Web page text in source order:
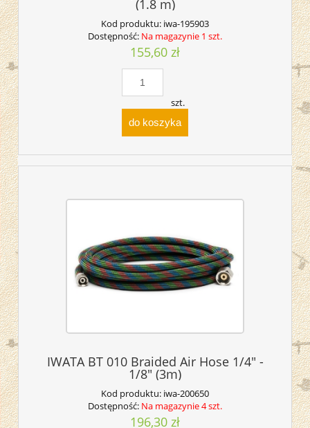
(1.8 m)
Kod produktu: iwa-195903
Dostępność: Na magazynie 1 szt.
155,60 zł
szt.
do koszyka
IWATA BT 010 Braided Air Hose 1/4" -
1/8" (3m)
Kod produktu: iwa-200650
Dostępność: Na magazynie 4 szt.
196,30 zł